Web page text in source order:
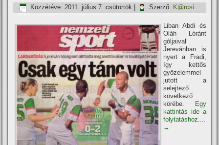
Közzétéve: 2011. július 7. csütörtök Szerző: K@rcsi
Liban Abdi és
Oláh Lóránt
góljaival
Jerevánban is
nyert a Fradi,
í­gy kettős
győzelemmel
jutott a
selejtező
következő
körébe.
Egy
kattintás ide a
folytatáshoz....
→